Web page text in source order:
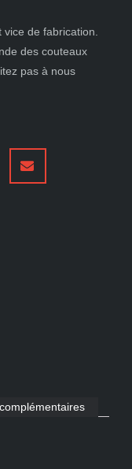
de fabrication.
des couteaux
pas à nous